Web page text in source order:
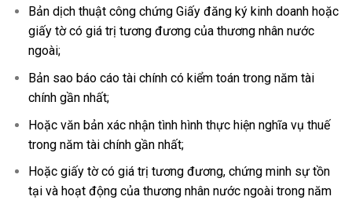
Bản dịch thuật công chứng Giấy đăng ký kinh doanh hoặc
giấy tờ có giá trị tương đương của thương nhân nước
ngoài;
Bản sao báo cáo tài chính có kiểm toán trong năm tài
chính gần nhất;
Hoặc văn bản xác nhận tình hình thực hiện nghĩa vụ thuế
trong năm tài chính gần nhất;
Hoặc giấy tờ có giá trị tương đương, chứng minh sự tồn
tại và hoạt động của thương nhân nước ngoài trong năm